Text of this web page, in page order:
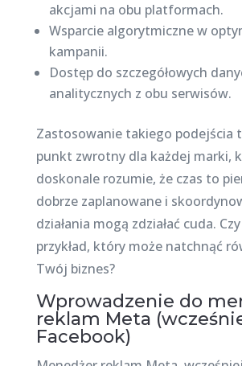
akcjami na obu platformach.
Wsparcie algorytmiczne w
kampanii.
Dostęp do szczegółowych
analitycznych z obu serwisów.
Zastosowanie takiego podejścia
punkt zwrotny dla każdej marki,
doskonale rozumie, że czas to
dobrze zaplanowane i
działania mogą zdziałać cuda.
przykład, który może natchnąć
Twój biznes?
Wprowadzenie do
reklam Meta
Facebook)